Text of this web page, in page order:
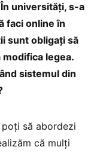
universități, s-a
faci online în
sunt obligați să
modifica legea.
sistemul din
să abordezi
că mulți